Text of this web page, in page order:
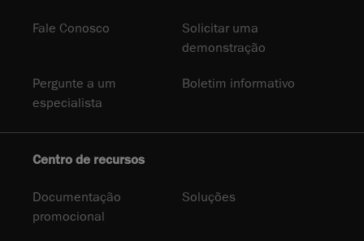
Fale Conosco
Solicitar uma
demonstração
Pergunte a um
especialista
Boletim informativo
Centro de recursos
Documentação
promocional
Soluções